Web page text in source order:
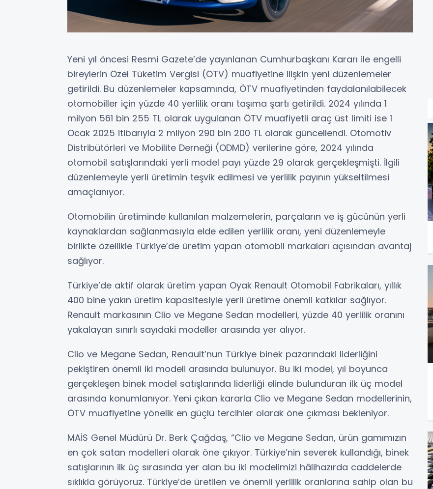
Yeni yıl öncesi Resmi Gazete’de yayınlanan Cumhurbaşkanı Kararı ile engelli
bireylerin Özel Tüketim Vergisi (ÖTV) muafiyetine ilişkin yeni düzenlemeler
getirildi. Bu düzenlemeler kapsamında, ÖTV muafiyetinden faydalanılabilecek
otomobiller için yüzde 40 yerlilik oranı taşıma şartı getirildi. 2024 yılında 1
milyon 561 bin 255 TL olarak uygulanan ÖTV muafiyetli araç üst limiti ise 1
Ocak 2025 itibarıyla 2 milyon 290 bin 200 TL olarak güncellendi. Otomotiv
Distribütörleri ve Mobilite Derneği (ODMD) verilerine göre, 2024 yılında
otomobil satışlarındaki yerli model payı yüzde 29 olarak gerçekleşmişti. İlgili
düzenlemeyle yerli üretimin teşvik edilmesi ve yerlilik payının yükseltilmesi
amaçlanıyor.
Otomobilin üretiminde kullanılan malzemelerin, parçaların ve iş gücünün yerli
kaynaklardan sağlanmasıyla elde edilen yerlilik oranı, yeni düzenlemeyle
birlikte özellikle Türkiye’de üretim yapan otomobil markaları açısından avantaj
sağlıyor.
Türkiye’de aktif olarak üretim yapan Oyak Renault Otomobil Fabrikaları, yıllık
400 bine yakın üretim kapasitesiyle yerli üretime önemli katkılar sağlıyor.
Renault markasının Clio ve Megane Sedan modelleri, yüzde 40 yerlilik oranını
yakalayan sınırlı sayıdaki modeller arasında yer alıyor.
Clio ve Megane Sedan, Renault’nun Türkiye binek pazarındaki liderliğini
pekiştiren önemli iki modeli arasında bulunuyor. Bu iki model, yıl boyunca
gerçekleşen binek model satışlarında liderliği elinde bulunduran ilk üç model
arasında konumlanıyor. Yeni çıkan kararla Clio ve Megane Sedan modellerinin,
ÖTV muafiyetine yönelik en güçlü tercihler olarak öne çıkması bekleniyor.
MAİS Genel Müdürü Dr. Berk Çağdaş, “Clio ve Megane Sedan, ürün gamımızın
en çok satan modelleri olarak öne çıkıyor. Türkiye’nin severek kullandığı, binek
satışlarının ilk üç sırasında yer alan bu iki modelimizi hâlihazırda caddelerde
sıklıkla görüyoruz. Türkiye’de üretilen ve önemli yerlilik oranlarına sahip olan bu